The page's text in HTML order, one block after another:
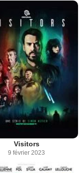
Visitors
9 février 2023